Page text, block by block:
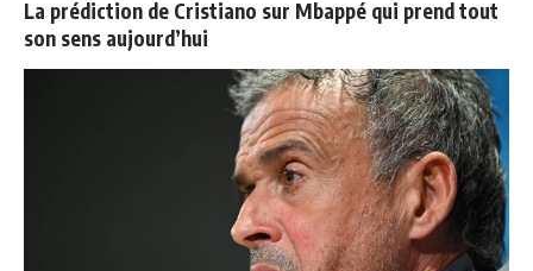
La prédiction de Cristiano sur Mbappé qui prend tout
son sens aujourd’hui